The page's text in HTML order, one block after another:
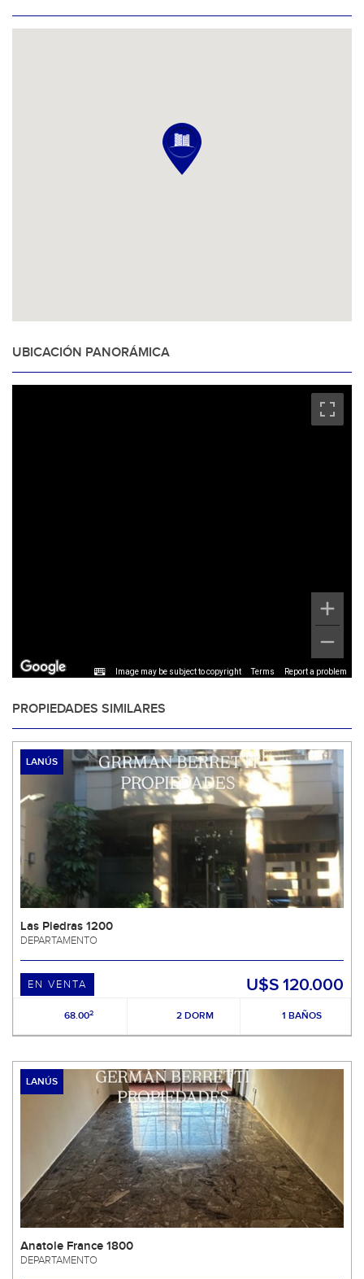
UBICACIÓN PANORÁMICA
Image may be subject to copyright Terms Report a problem
PROPIEDADES SIMILARES
LANÚS
Las Piedras 1200
DEPARTAMENTO
EN VENTA U$S 120.000
68.002 2 DORM 1 BAÑOS
LANÚS
Anatole France 1800
DEPARTAMENTO